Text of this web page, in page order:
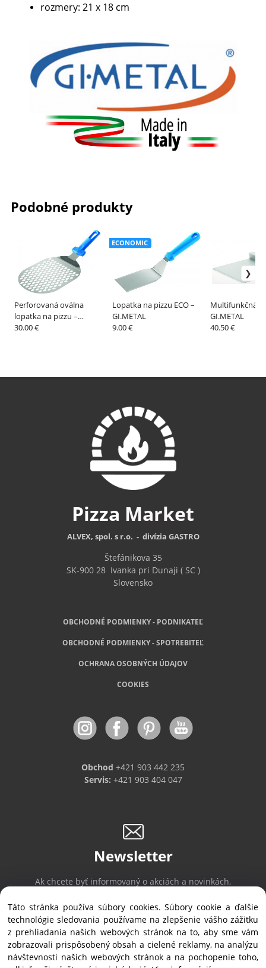
rozmery: 21 x 18 cm
Podobné produkty
Perforovaná oválna
lopatka na pizzu –
GI.METAL
30.00 €
Lopatka na pizzu ECO –
GI.METAL
ECONOMIC
9.00 €
Multifunkčná
GI.METAL
40.50 €
Pizza Market
ALVEX, spol. s r.o. - divízia GASTRO
Štefánikova 35
SK-900 28Ivanka pri Dunaji ( SC )
Slovensko
OBCHODNÉ PODMIENKY - PODNIKATEĽ
OBCHODNÉ PODMIENKY - SPOTREBITEĽ
OCHRANA OSOBNÝCH ÚDAJOV
COOKIES
Obchod +421 903 442 235
Servis: +421 903 404 047
Newsletter
Ak chcete byť informovaný o akciách a novinkách,
Prihlásiť sa/ Odhlásiť sa
Táto stránka používa súbory cookies. Súbory cookie a ďalšie
technológie sledovania používame na zlepšenie vášho zážitku
z prehliadania našich webových stránok na to, aby sme vám
zobrazovali prispôsobený obsah a cielené reklamy, na analýzu
návštevnosti našich webových stránok a na pochopenie toho,